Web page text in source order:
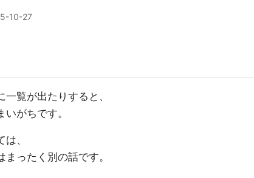
10-27
覧が出たりすると、
がちです。
、
まったく別の話です。